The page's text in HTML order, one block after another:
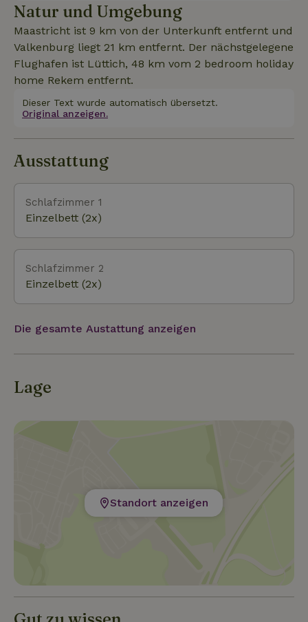
du sofort das authentische französische Ambiente
spürst. Bring deine eigene Bett- und Badwäsche für
deinen Aufenthalt mit. Alle Betten haben Standard-
Einzeldecken (140x200). Du kannst diese und ein
Kinderbett auch über My Specialstays buchen.
Natur und Umgebung
Maastricht ist 9 km von der Unterkunft entfernt und
Valkenburg liegt 21 km entfernt. Der nächstgelegene
Flughafen ist Lüttich, 48 km vom 2 bedroom holiday
home Rekem entfernt.
Dieser Text wurde automatisch übersetzt.
Original anzeigen.
Ausstattung
Schlafzimmer 1
Einzelbett (2x)
Schlafzimmer 2
Einzelbett (2x)
Die gesamte Austattung anzeigen
Lage
Standort anzeigen